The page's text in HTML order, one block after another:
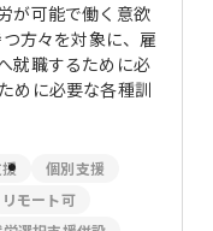
が可能で働く意欲
方々を対象に、雇
就職するために必
めに必要な各種訓
個別支援
リモート可